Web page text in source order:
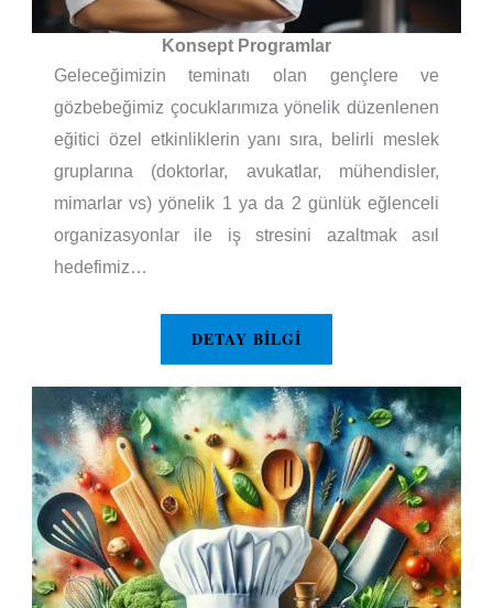
Konsept Programlar
Geleceğimizin teminatı olan gençlere ve
gözbebeğimiz çocuklarımıza yönelik düzenlenen
eğitici özel etkinliklerin yanı sıra, belirli meslek
gruplarına (doktorlar, avukatlar, mühendisler,
mimarlar vs) yönelik 1 ya da 2 günlük eğlenceli
organizasyonlar ile iş stresini azaltmak asıl
hedefimiz…
DETAY BILGI